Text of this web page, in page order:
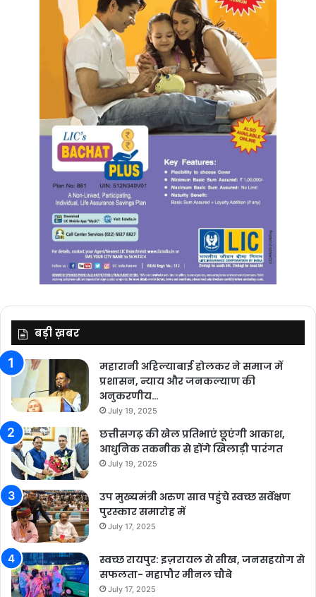
बड़ी ख़बर
महारानी अहिल्याबाई होलकर ने समाज में
प्रशासन, न्याय और जनकल्याण की
अनुकरणीय…
July 19, 2025
छत्तीसगढ़ की खेल प्रतिभाएं छूएंगी आकाश,
आधुनिक तकनीक से होंगे खिलाड़ी पारंगत
July 19, 2025
उप मुख्यमंत्री अरुण साव पहुंचे स्वच्छ सर्वेक्षण
पुरस्कार समारोह में
July 17, 2025
स्वच्छ रायपुर: इज़रायल से सीख, जनसहयोग से
सफलता- महापौर मीनल चौबे
July 17, 2025